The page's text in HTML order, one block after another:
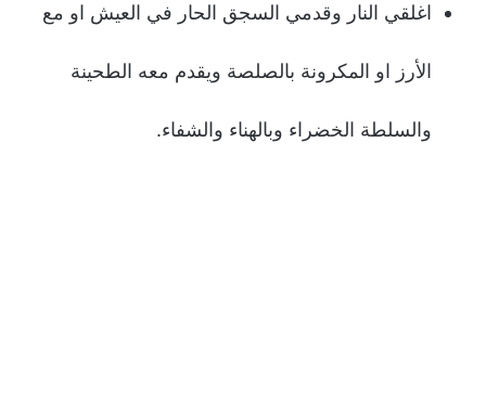
اغلقي النار وقدمي السجق الحار في العيش او مع
الأرز او المكرونة بالصلصة ويقدم معه الطحينة
والسلطة الخضراء وبالهناء والشفاء.